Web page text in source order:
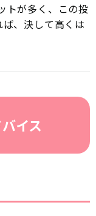
トが多く、この投
、決して高くは
イス